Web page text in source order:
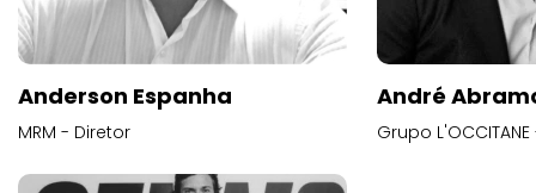
Anderson Espanha
MRM - Diretor
André
Grupo